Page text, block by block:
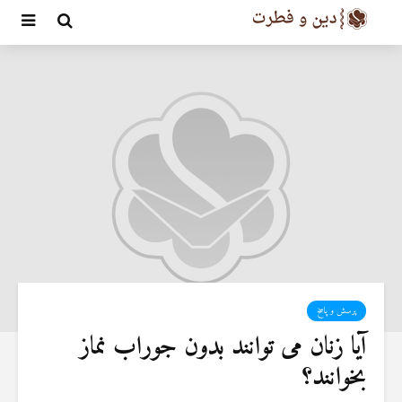
پرسش و پاسخ
آیا زنان می توانند بدون جوراب نماز
بخوانند؟